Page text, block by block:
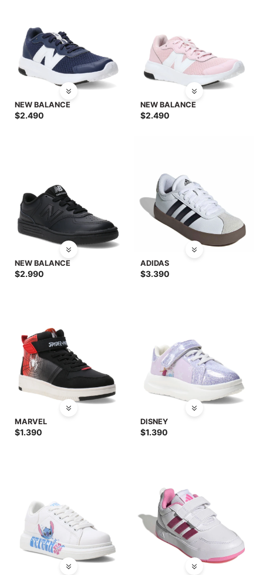
NEW BALANCE
$2.490
NEW BALANCE
$2.490
NEW BALANCE
$2.990
ADIDAS
$3.390
MARVEL
$1.390
DISNEY
$1.390